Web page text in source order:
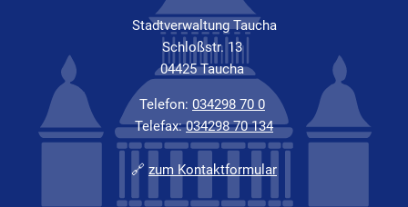
Stadtverwaltung Taucha
Schloßstr. 13
04425 Taucha
Telefon: 034298 70 0
Telefax:034298 70 134
🔗 zum Kontaktformular